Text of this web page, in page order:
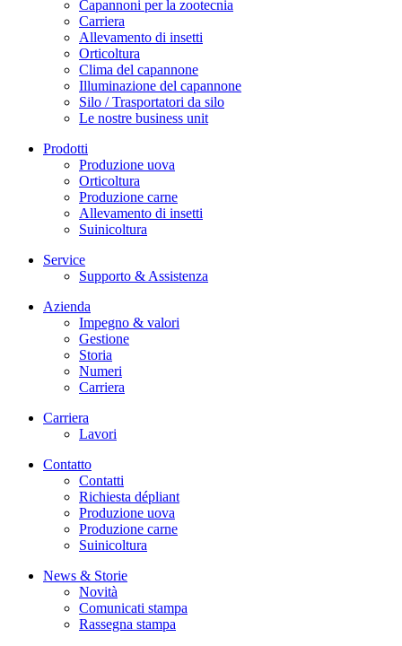
Capannoni per la zootecnia
Carriera
Allevamento di insetti
Orticoltura
Clima del capannone
Illuminazione del capannone
Silo / Trasportatori da silo
Le nostre business unit
Prodotti
Produzione uova
Orticoltura
Produzione carne
Allevamento di insetti
Suinicoltura
Service
Supporto & Assistenza
Azienda
Impegno & valori
Gestione
Storia
Numeri
Carriera
Carriera
Lavori
Contatto
Contatti
Richiesta dépliant
Produzione uova
Produzione carne
Suinicoltura
News & Storie
Novità
Comunicati stampa
Rassegna stampa